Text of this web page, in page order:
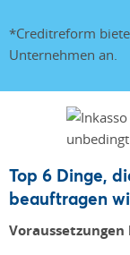
*Creditreform
Unternehmen an.
Top 6 Dinge,
beauftragen